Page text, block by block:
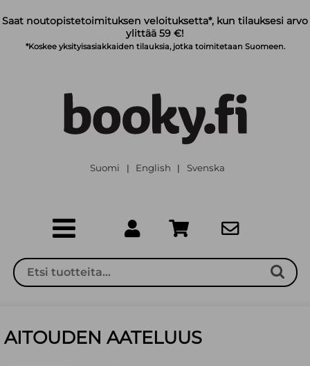
Saat noutopistetoimituksen veloituksetta*, kun tilauksesi arvo
ylittää 59 €!
*Koskee yksityisasiakkaiden tilauksia, jotka toimitetaan Suomeen.
Suomi | English | Svenska
AITOUDEN AATELUUS